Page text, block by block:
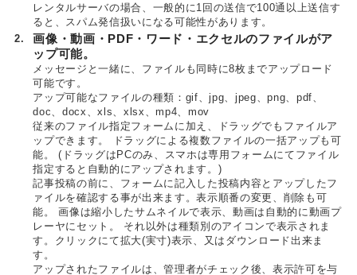
レンタルサーバの場合、一般的に1回の送信で100通以上送信す
ると、スパム発信扱いになる可能性があります。
2.
画像・動画・PDF・ワード・エクセルのファイルがア
ップ可能。
メッセージと一緒に、ファイルも同時に8枚までアップロード
可能です。
アップ可能なファイルの種類：gif、jpg、jpeg、png、pdf、
doc、docx、xls、xlsx、mp4、mov
従来のファイル指定フォームに加え、ドラッグでもファイルア
ップできます。 ドラッグによる複数ファイルの一括アップも可
能。 (ドラッグはPCのみ、スマホは専用フォームにてファイル
指定すると自動的にアップされます。)
記事投稿の前に、フォームに記入した投稿内容とアップしたフ
ァイルを確認する事が出来ます。表示順番の変更、削除も可
能。 画像は縮小したサムネイルで表示、動画は自動的に動画プ
レーヤにセット。 それ以外は種類別のアイコンで表示されま
す。クリックにて拡大(実寸)表示、又はダウンロード出来ま
す。
アップされたファイルは、管理者がチェック後、表示許可を与